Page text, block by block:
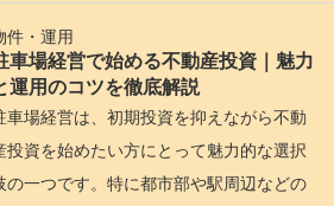
件・運用
車場経営で始める不動産投資｜魅力
運用のコツを徹底解説
車場経営は、初期投資を抑えながら不動
投資を始めたい方にとって魅力的な選択
の一つです。特に都市部や駅周辺などの